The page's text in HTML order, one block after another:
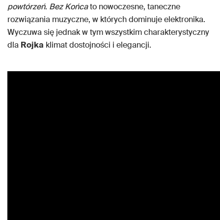
powtórzeń. Bez Końcato nowoczesne, taneczne
rozwiązania muzyczne, w których dominuje elektronika.
Wyczuwa się jednak w tym wszystkim charakterystyczny
dla Rojka klimat dostojności i elegancji.